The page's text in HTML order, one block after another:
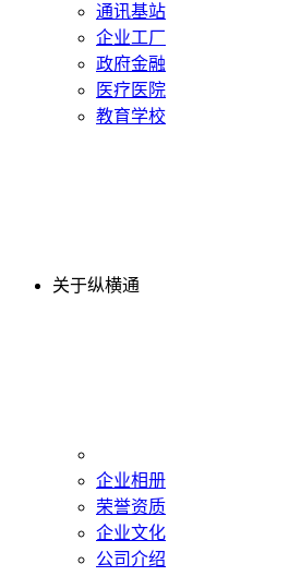
通讯基站
企业工厂
政府金融
医疗医院
教育学校
关于纵横通
企业相册
荣誉资质
企业文化
公司介绍